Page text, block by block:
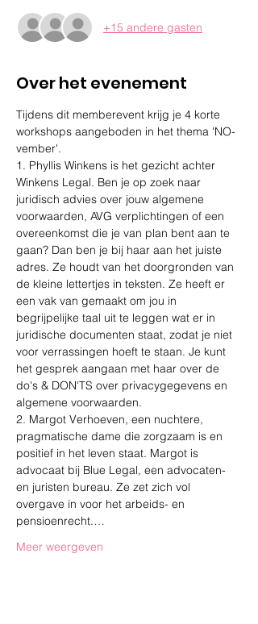
+15 andere gasten
Over het evenement
Tijdens dit memberevent krijg je 4 korte
workshops aangeboden in het thema 'NO-
vember'.
1. Phyllis Winkens is het gezicht achter
Winkens Legal. Ben je op zoek naar
juridisch advies over jouw algemene
voorwaarden, AVG verplichtingen of een
overeenkomst die je van plan bent aan te
gaan? Dan ben je bij haar aan het juiste
adres. Ze houdt van het doorgronden van
de kleine lettertjes in teksten. Ze heeft er
een vak van gemaakt om jou in
begrijpelijke taal uit te leggen wat er in
juridische documenten staat, zodat je niet
voor verrassingen hoeft te staan. Je kunt
het gesprek aangaan met haar over de
do's & DON'TS over privacygegevens en
algemene voorwaarden.
2. Margot Verhoeven, een nuchtere,
pragmatische dame die zorgzaam is en
positief in het leven staat. Margot is
advocaat bij Blue Legal, een advocaten-
en juristen bureau. Ze zet zich vol
overgave in voor het arbeids- en
pensioenrecht.…
Meer weergeven